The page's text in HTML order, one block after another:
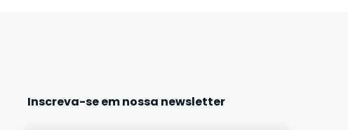
Inscreva-se em nossa newsletter